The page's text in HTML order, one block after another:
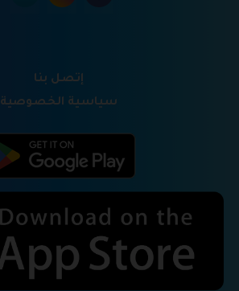
إتصل بنا
سياسية الخصوصية